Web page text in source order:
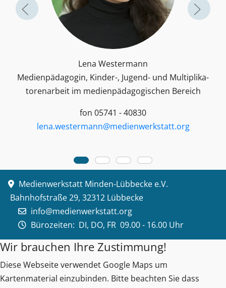
Lena Westermann
Medienpädagogin, Kinder-, Jugend- und Multiplika­
toren­arbeit im medienpädagogischen Bereich
fon 05741 - 40830
lena.westermann@medienwerkstatt.org
Medienwerkstatt Minden-Lübbecke e.V.
Bahnhofstraße 29, 32312 Lübbecke
info@medienwerkstatt.org
Bürozeiten: DI, DO, FR 09.00 - 16.00 Uhr
Wir brauchen Ihre Zustimmung!
Diese Webseite verwendet Google Maps um
Kartenmaterial einzubinden. Bitte beachten Sie dass